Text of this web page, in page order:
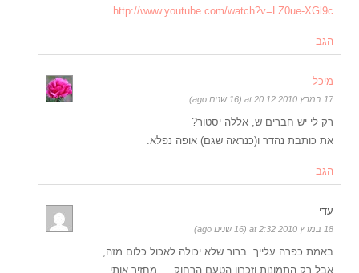
http://www.youtube.com/watch?v=LZ0ue-XGl9c
הגב
מיכל
17 במרץ 2010 at 20:12 (16 שנים ago)
רק לי יש חברים ש, אללה יסטור?
את כותבת נהדר ו(כנראה שגם) אופה נפלא.
הגב
עדי
18 במרץ 2010 at 2:32 (16 שנים ago)
באמת כפרה עלייך. ברור שלא יכולה לאכול כלום מזה,
אבל רק התמונות וזכרון הטעם הרחוק…. מחזיר אותי